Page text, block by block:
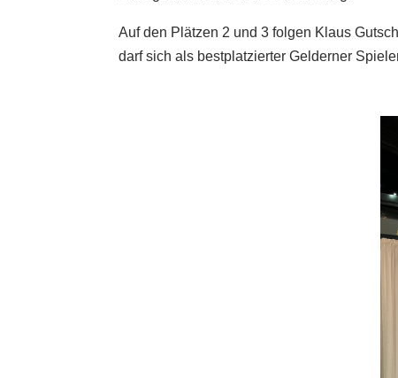
Auf den Plätzen 2 und 3 folgen Klaus
darf sich als bestplatzierter Gelderner